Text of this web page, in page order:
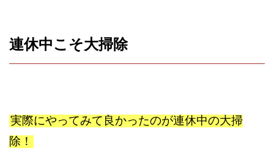
連休中こそ大掃除
実際にやってみて良かったのが連休中の大掃
除！